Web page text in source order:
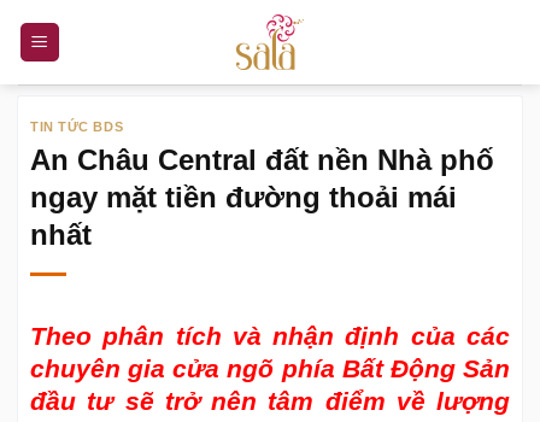
nội
TIN TỨC BDS
An Châu Central đất nền Nhà phố
ngay mặt tiền đường thoải mái
nhất
Theo phân tích và nhận định của các
chuyên gia cửa ngõ phía Bất Động Sản
đầu tư sẽ trở nên tâm điểm về lượng